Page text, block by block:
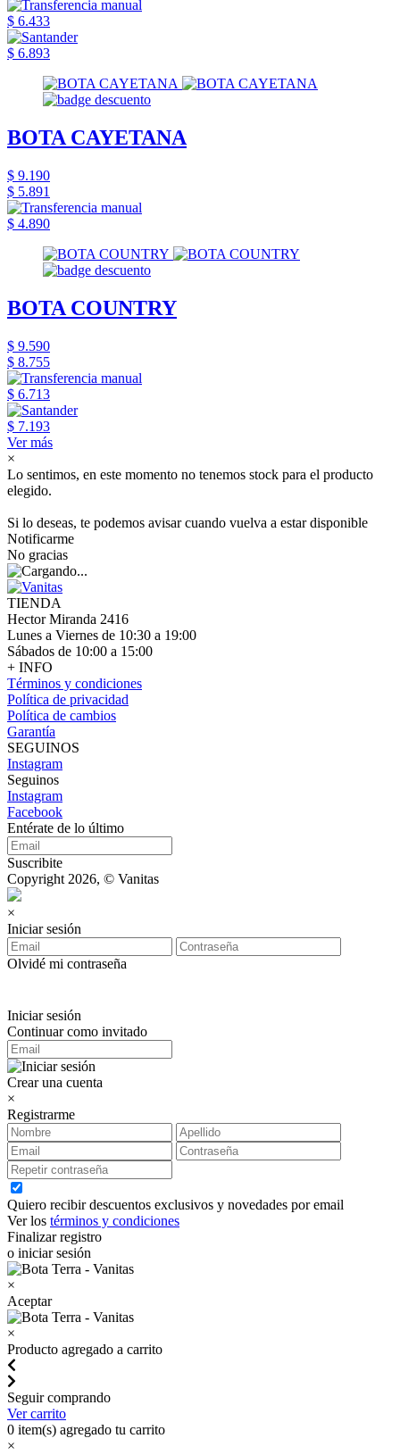
$ 6.433
$ 6.893
BOTA CAYETANA
$ 9.190
$ 5.891
$ 4.890
BOTA COUNTRY
$ 9.590
$ 8.755
$ 6.713
$ 7.193
Ver más
×
Lo sentimos, en este momento no tenemos stock para el producto
elegido.
Si lo deseas, te podemos avisar cuando vuelva a estar disponible
Notificarme
No gracias
TIENDA
Hector Miranda 2416
Lunes a Viernes de 10:30 a 19:00
Sábados de 10:00 a 15:00
+ INFO
Términos y condiciones
Política de privacidad
Política de cambios
Garantía
SEGUINOS
Instagram
Seguinos
Instagram
Facebook
Entérate de lo último
Suscribite
Copyright 2026, © Vanitas
×
Iniciar sesión
Olvidé mi contraseña
Iniciar sesión
Continuar como invitado
Crear una cuenta
×
Registrarme
Quiero recibir descuentos exclusivos y novedades por email
Ver los términos y condiciones
Finalizar registro
o iniciar sesión
×
Aceptar
×
Producto agregado a carrito
Seguir comprando
Ver carrito
0 item(s) agregado tu carrito
×